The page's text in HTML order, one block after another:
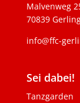
Malvenweg
70839
info@ffc-
Sei dabei!
Tanzgarden